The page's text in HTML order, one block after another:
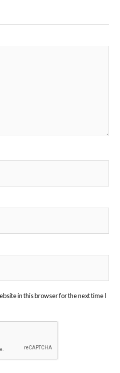
in this browser for the next time I